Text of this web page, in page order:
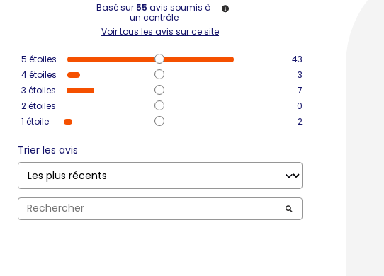
Basé sur 55 avis soumis à
un contrôle
Voir tous les avis sur ce site
5 étoiles
43
4étoiles
3
3 étoiles
7
2étoiles
0
1 étoile 2
Trier les avis